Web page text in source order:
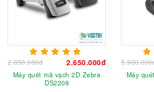
2.850.000đ 2.650.000đ
Máy quét mã vạch 2D Zebra
DS2208
Máy